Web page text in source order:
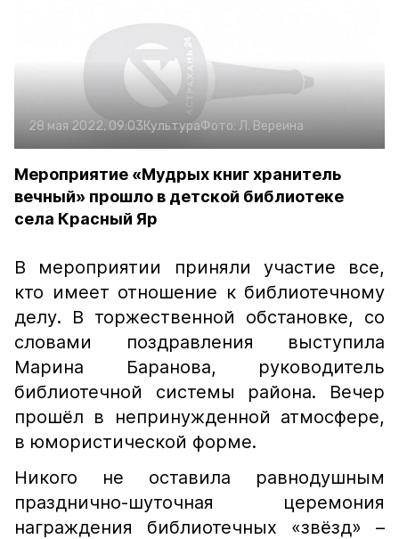
28 мая 2022, 09:03КультураФото: Л. Вереина
Мероприятие «Мудрых книг хранитель
вечный» прошло в детской библиотеке
села Красный Яр
В мероприятии приняли участие все,
кто имеет отношение к библиотечному
делу. В торжественной обстановке, со
словами поздравления выступила
Марина Баранова, руководитель
библиотечной системы района. Вечер
прошёл в непринужденной атмосфере,
в юмористической форме.
Никого не оставила равнодушным
празднично-шуточная церемония
награждения библиотечных «звёзд» –